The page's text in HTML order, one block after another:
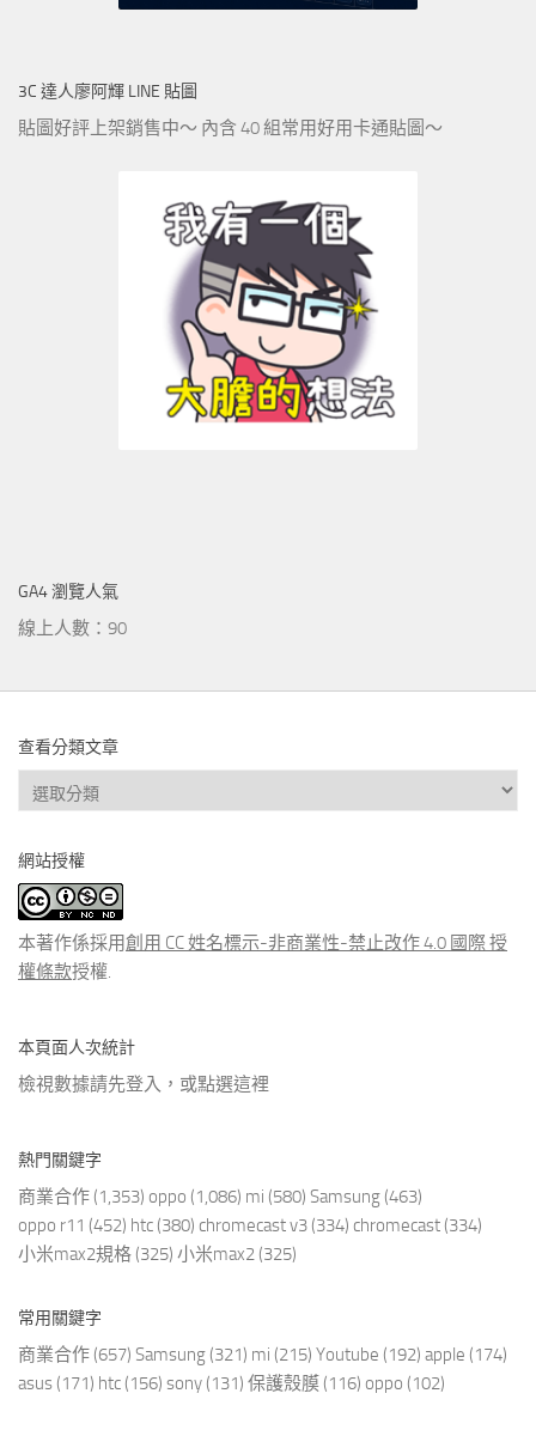
3C 達人廖阿輝 LINE 貼圖
貼圖好評上架銷售中～ 內含 40 組常用好用卡通貼圖～
GA4 瀏覽人氣
線上人數：90
查看分類文章
查
看
類
文
章
網站授權
本著作係採用創用 CC 姓名標示-非商業性-禁止改作 4.0 國際 授
權條款授權.
本頁面人次統計
檢視數據請先登入，或點選這裡
熱門關鍵字
商業合作 (1,353) oppo (1,086) mi (580) Samsung (463)
oppo r11 (452) htc (380) chromecast v3 (334) chromecast (334)
小米max2規格 (325) 小米max2 (325)
常用關鍵字
商業合作 (657) Samsung (321) mi (215) Youtube (192) apple (174)
asus (171) htc (156) sony (131) 保護殼膜 (116) oppo (102)